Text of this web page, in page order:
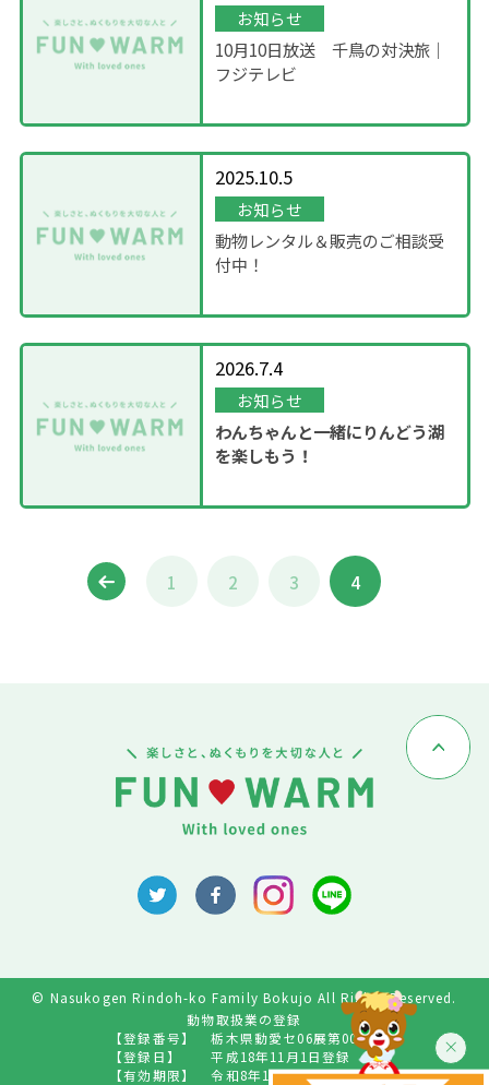
お知らせ
10月10日放送 千鳥の対決旅｜
フジテレビ
2025.10.5
お知らせ
動物レンタル＆販売のご相談受
付中！
2026.7.4
お知らせ
わんちゃんと一緒にりんどう湖
を楽しもう！
1 2 3 4
© Nasukogen Rindoh-ko Family Bokujo All Rights Reserved.
動物取扱業の登録
【登録番号】
栃木県動愛セ06展第009号
【登録日】
平成18年11月1日登録
【有効期限】
令和8年10月31日